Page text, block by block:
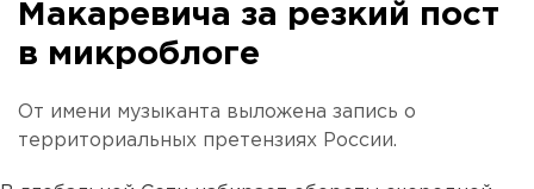
Макаревича за резкий пост
в микроблоге
От имени музыканта выложена запись о
территориальных претензиях России.